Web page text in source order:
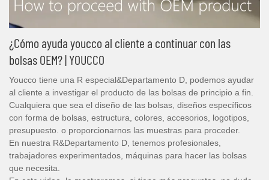
¿Cómo ayuda youcco al cliente a continuar con las
bolsas OEM? | YOUCCO
Youcco tiene una R especial&Departamento D, podemos ayudar
al cliente a investigar el producto de las bolsas de principio a fin.
Cualquiera que sea el diseño de las bolsas, diseños específicos
con forma de bolsas, estructura, colores, accesorios, logotipos,
presupuesto. o proporcionarnos las muestras para proceder.
En nuestra R&Departamento D, tenemos profesionales,
trabajadores experimentados, máquinas para hacer las bolsas
que necesita.